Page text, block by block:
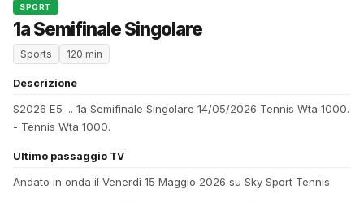
SPORT
1a Semifinale Singolare
Sports 120 min
Descrizione
S2026 E5 ... 1a Semifinale Singolare 14/05/2026 Tennis Wta 1000.
- Tennis Wta 1000.
Ultimo passaggio TV
Andato in onda il Venerdì 15 Maggio 2026 su Sky Sport Tennis